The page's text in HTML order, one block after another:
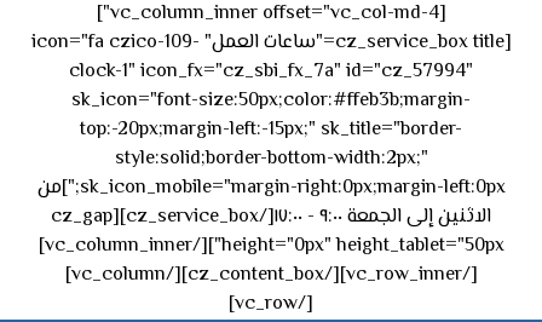
[vc_column_inner offset="vc_col-md-4"]
[cz_service_box title="ساعات العمل" icon="fa czico-109-
clock-1" icon_fx="cz_sbi_fx_7a" id="cz_57994"
sk_icon="font-size:50px;color:#ffeb3b;margin-
top:-20px;margin-left:-15px;" sk_title="border-
style:solid;border-bottom-width:2px;"
sk_icon_mobile="margin-right:0px;margin-left:0px;"]من
الاثنين إلى الجمعة ٩:٠٠ - ١٧:٠٠[/cz_service_box][cz_gap
height="0px" height_tablet="50px"][/vc_column_inner]
[/vc_row_inner][/cz_content_box][/vc_column]
[/vc_row]